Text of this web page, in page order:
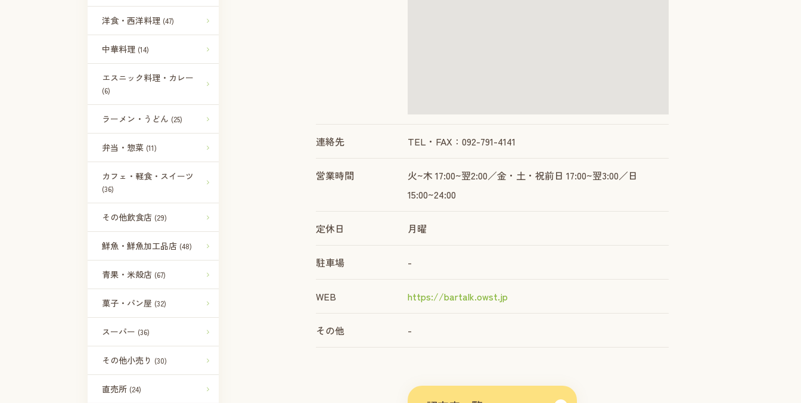
洋食・西洋料理 (47)
中華料理 (14)
エスニック料理・カレー
(6)
ラーメン・うどん (25)
弁当・惣菜 (11)
カフェ・軽食・スイーツ
(36)
その他飲食店 (29)
鮮魚・鮮魚加工品店 (48)
青果・米殻店 (67)
菓子・パン屋 (32)
スーパー (36)
その他小売り (30)
直売所 (24)
連絡先 TEL・FAX：092-791-4141
営業時間
火~木 17:00~翌2:00／金・土・祝前日 17:00~翌3:00／日
15:00~24:00
定休日 月曜
駐車場 -
WEB https://bartalk.owst.jp
その他 -